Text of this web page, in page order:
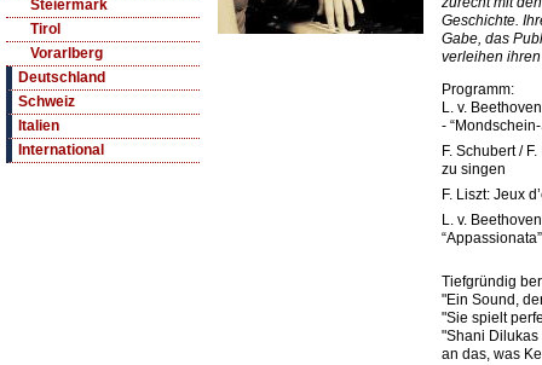
Steiermark
Tirol
Vorarlberg
Deutschland
Schweiz
Italien
International
Geschichte.
Gabe, das
verleihen
Programm:
L. v.
-
F. Schubert /
zu singen
F. Liszt: Jeux
L. v.
“Appassionata”
Tiefgründig
"Ein Sound,
"Sie spielt
"Shani
an das, was